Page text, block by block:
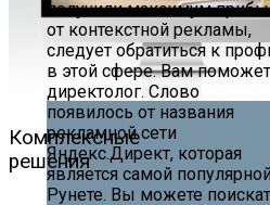
Комплексные
решения
получили максимум
от контекстной рекламы,
следует обратиться к
в этой сфере. Вам поможет
директолог. Слово
появилось от названия
рекламной сети
Яндекс.Директ, которая
является самой
Рунете. Вы можете